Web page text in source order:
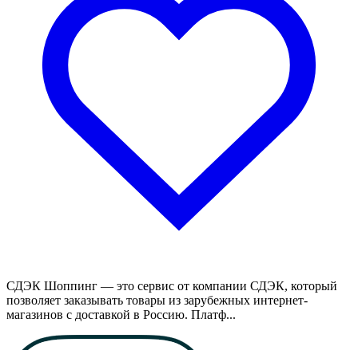
СДЭК Шоппинг — это сервис от компании СДЭК, который
позволяет заказывать товары из зарубежных интернет-
магазинов с доставкой в Россию. Платф...